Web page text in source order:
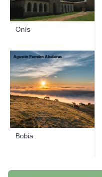
Onís
Bobia
Agustín Ferreiro Abelairas